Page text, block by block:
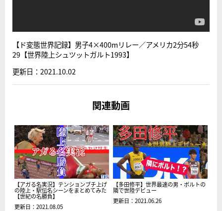
【ド変態世界記録】男子4×400mリレー／アメリカ2分54秒
29【世界陸上シュツットガルト1993】
更新日：2021.10.02
関連動画
【アガる名実況】テンションブチ上げ
の陸上・駅伝名シーンをまとめてみた
【世紀の名勝負】
更新日：2021.08.05
【多田修平】世界最速の男・ボルトの
隣で世陸デビュー
更新日：2021.06.26